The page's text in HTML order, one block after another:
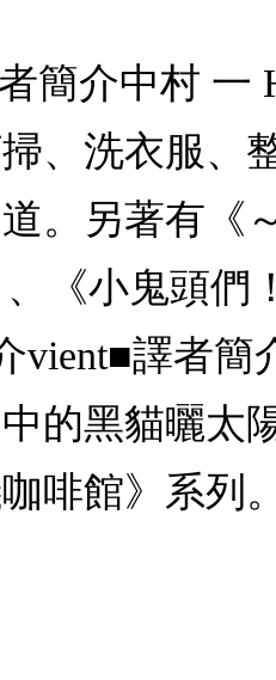
簡介中村 一
、洗衣服、
。另著有《
《小鬼頭們
vient■譯者簡
的黑貓曬太
啡館》系列。